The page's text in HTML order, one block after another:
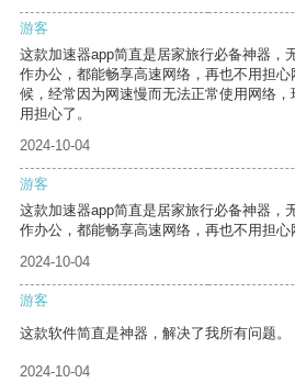
游客
这款加速器app简直是居家旅行必备神器，
作办公，都能畅享高速网络，再也不用担
候，经常因为网速慢而无法正常使用网络
用担心了。
2024-10-04
游客
这款加速器app简直是居家旅行必备神器，
作办公，都能畅享高速网络，再也不用担心
2024-10-04
游客
这款软件简直是神器，解决了我所有问题。
2024-10-04